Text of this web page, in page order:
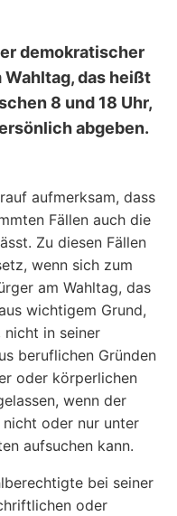
demokratischer
Wahltag, das heißt
8 und 18 Uhr,
abgeben.
aufmerksam, dass
Fällen auch die
Zu diesen Fällen
wenn sich zum
am Wahltag, das
wichtigem Grund,
nicht in seiner
beruflichen Gründen
oder körperlichen
wenn der
oder nur unter
aufsuchen kann.
bei seiner
oder